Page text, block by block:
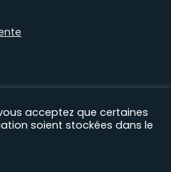
acceptez que certaines
soient stockées dans le